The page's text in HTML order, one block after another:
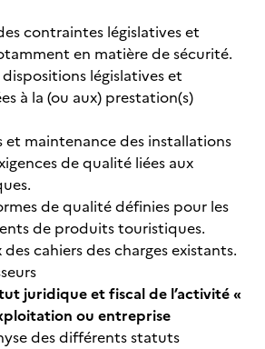
contraintes législatives et
en matière de sécurité.
législatives et
à la (ou aux) prestation(s)
et maintenance des installations
de qualité liées aux
de qualité définies pour les
de produits touristiques.
cahiers des charges existants.
juridique et fiscal de l’activité «
ou entreprise
des différents statuts